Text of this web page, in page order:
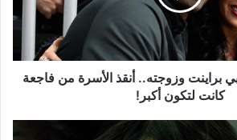
براينت وزوجته.. أنقذ الأسرة من فاجعة
كانت لتكون أكبر!